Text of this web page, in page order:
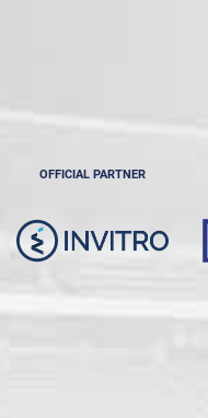
OFFICIAL PARTNER